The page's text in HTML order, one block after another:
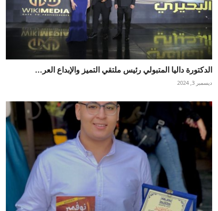
الدكتورة داليا المتبولي رئيس ملتقي التميز والإبداع العر...
ديسمبر 3, 2024